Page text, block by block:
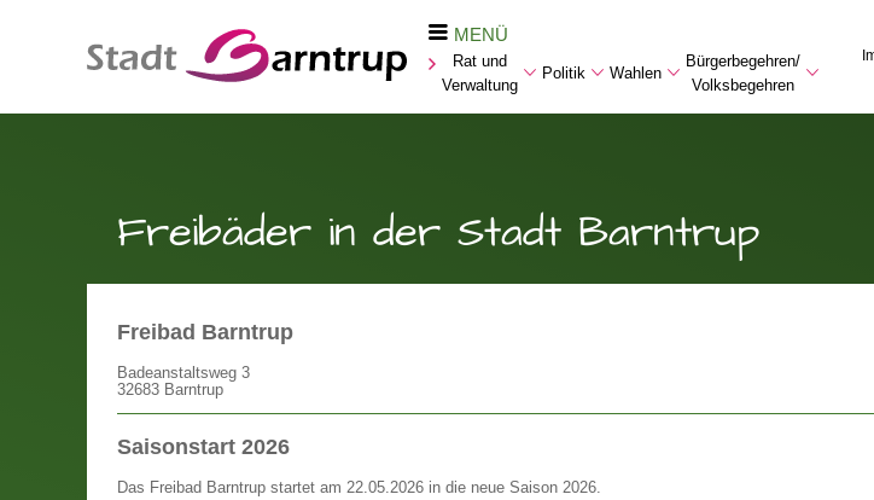
MENÜ
Rat und
Verwaltung
Politik Wahlen
Bürgerbegehren/
Volksbegehren
Freibäder in der Stadt Barntrup
Freibad Barntrup
Badeanstaltsweg 3
32683 Barntrup
Saisonstart 2026
Das Freibad Barntrup startet am 22.05.2026 in die neue Saison 2026.